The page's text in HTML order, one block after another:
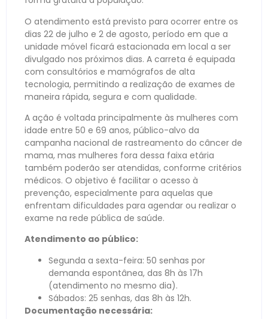
O atendimento está previsto para ocorrer entre os
dias 22 de julho e 2 de agosto, período em que a
unidade móvel ficará estacionada em local a ser
divulgado nos próximos dias. A carreta é equipada
com consultórios e mamógrafos de alta
tecnologia, permitindo a realização de exames de
maneira rápida, segura e com qualidade.
A ação é voltada principalmente às mulheres com
idade entre 50 e 69 anos, público-alvo da
campanha nacional de rastreamento do câncer de
mama, mas mulheres fora dessa faixa etária
também poderão ser atendidas, conforme critérios
médicos. O objetivo é facilitar o acesso à
prevenção, especialmente para aquelas que
enfrentam dificuldades para agendar ou realizar o
exame na rede pública de saúde.
Atendimento ao público:
Segunda a sexta-feira: 50 senhas por
demanda espontânea, das 8h às 17h
(atendimento no mesmo dia).
Sábados: 25 senhas, das 8h às 12h.
Documentação necessária: